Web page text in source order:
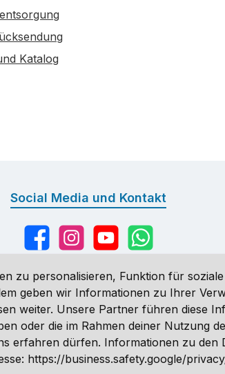
Katalog
Social Media und Kontakt
FacebookInstagramYouTubeWhatsApp
angegeben. Preise vor dem Login
ähnlich. Änderungen vorbehalten.
- Alle Rechte vorbehalten. Theme by
zu personalisieren, Funktion für
geben wir Informationen zu Ihrer
weiter. Unsere Partner führen diese
oder die im Rahmen deiner Nutzung
erfahren dürfen. Informationen zu den
https://business.safety.google/